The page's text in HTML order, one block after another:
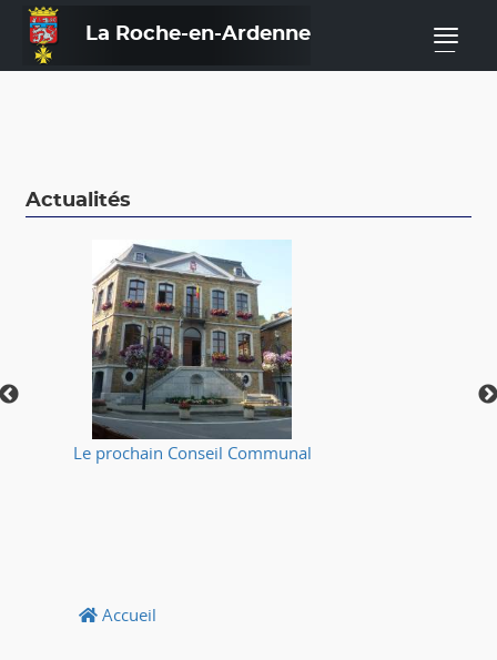
La Roche-en-Ardenne —
Actualités
Le prochain Conseil Communal
Accueil